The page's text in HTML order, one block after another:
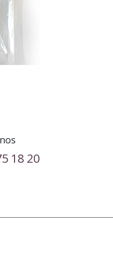
18 20